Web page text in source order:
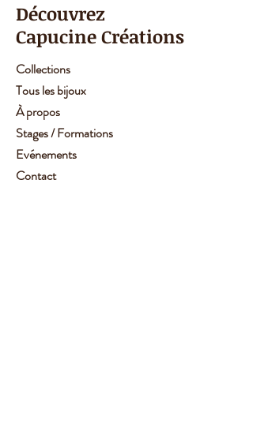
Découvrez
Capucine Créations
Collections
Tous les bijoux
À propos
Stages / Formations
Evénements
Contact